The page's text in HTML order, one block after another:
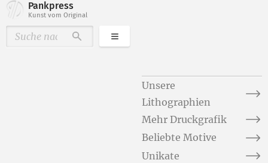
Pankpress
Kunst vom Original
DurchsuchenKategorien
Unsere
Lithographien
Mehr Druckgrafik
Beliebte Motive
Unikate